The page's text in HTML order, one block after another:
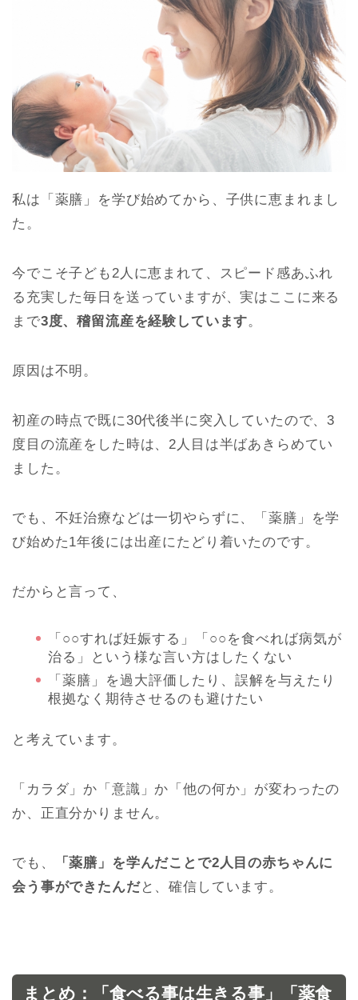
私は「薬膳」を学び始めてから、子供に恵まれまし
た。
今でこそ子ども2人に恵まれて、スピード感あふれ
る充実した毎日を送っていますが、実はここに来る
まで3度、稽留流産を経験しています。
原因は不明。
初産の時点で既に30代後半に突入していたので、3
度目の流産をした時は、2人目は半ばあきらめてい
ました。
でも、不妊治療などは一切やらずに、「薬膳」を学
び始めた1年後には出産にたどり着いたのです。
だからと言って、
「○○すれば妊娠する」「○○を食べれば病気が
治る」という様な言い方はしたくない
「薬膳」を過大評価したり、誤解を与えたり
根拠なく期待させるのも避けたい
と考えています。
「カラダ」か「意識」か「他の何か」が変わったの
か、正直分かりません。
でも、
「薬膳」を学んだことで2人目の赤ちゃんに
会う事ができたんだと、確信しています。
まとめ：「食べる事は生きる事」「薬食